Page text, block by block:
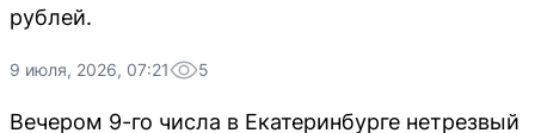
рублей.
9 июля, 2026, 07:21 5
Вечером 9-го числа в Екатеринбурге нетрезвый